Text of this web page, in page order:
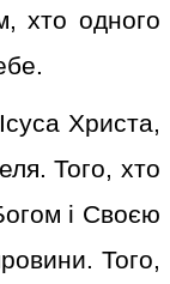
хто одного
Христа,
Того, хто
і Своєю
Того,